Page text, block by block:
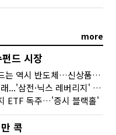
more
드 시장
변동성에도 키워드는 역시 반도체…신상품은 우주·방산
이번주만 50조 거래...'삼전·닉스 레버리지' 수익률은 -30%
ETF 독주…'증시 블랙홀'
콕